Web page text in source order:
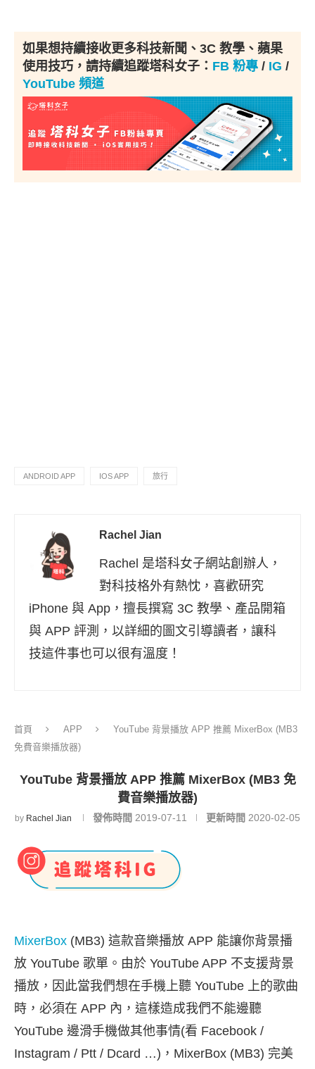
如果想持續接收更多科技新聞、3C 教學、蘋果
使用技巧，請持續追蹤塔科女子： FB 粉專 / IG /
YouTube 頻道
ANDROID APP IOS APP 旅行
Rachel Jian
Rachel 是塔科女子網站創辦人，
對科技格外有熱忱，喜歡研究
iPhone 與 App，擅長撰寫 3C 教學、產品開箱
與 APP 評測，以詳細的圖文引導讀者，讓科
技這件事也可以很有溫度！
首頁 APP
YouTube 背景播放 APP 推薦 MixerBox (MB3
免費音樂播放器)
YouTube 背景播放 APP 推薦 MixerBox (MB3 免
費音樂播放器)
by Rachel Jian 發佈時間 2019-07-11 更新時間 2020-02-05
MixerBox (MB3) 這款音樂播放 APP 能讓你背景播
放 YouTube 歌單。由於 YouTube APP 不支援背景
播放，因此當我們想在手機上聽 YouTube 上的歌曲
時，必須在 APP 內，這樣造成我們不能邊聽
YouTube 邊滑手機做其他事情(看 Facebook /
Instagram / Ptt / Dcard …)，MixerBox (MB3) 完美